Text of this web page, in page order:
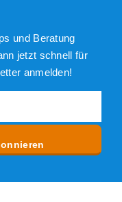
und Beratung
jetzt schnell für
anmelden!